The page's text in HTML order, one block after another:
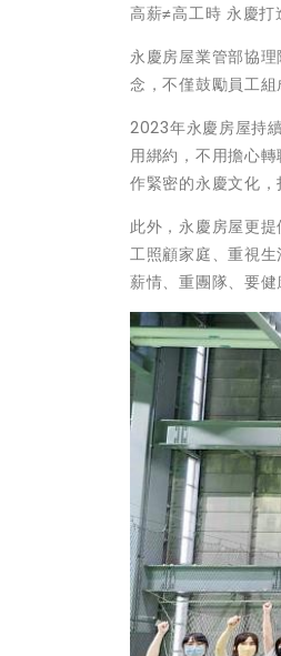
高薪≠高工時 永慶
永慶房屋業管部協
念，不僅鼓勵員工
2023年永慶房屋持
用綁約，不用擔心
作緊密的永慶文化，
此外，永慶房屋更
工照顧家庭、重視
薪情、重團隊、要健